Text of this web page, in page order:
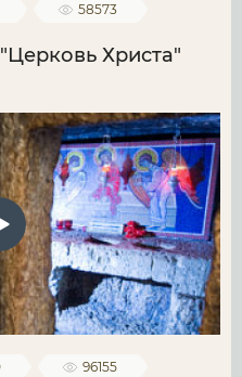
58573
Христа"
96155